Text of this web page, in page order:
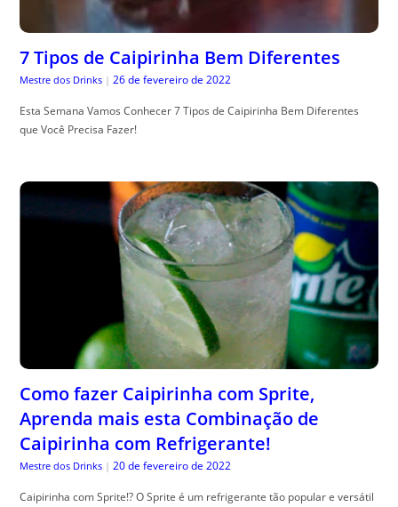
7 Tipos de Caipirinha Bem Diferentes
Mestre dos Drinks | 26 de fevereiro de 2022
Esta Semana Vamos Conhecer 7 Tipos de Caipirinha Bem Diferentes
que Você Precisa Fazer!
Como fazer Caipirinha com Sprite,
Aprenda mais esta Combinação de
Caipirinha com Refrigerante!
Mestre dos Drinks | 20 de fevereiro de 2022
Caipirinha com Sprite!? O Sprite é um refrigerante tão popular e versátil